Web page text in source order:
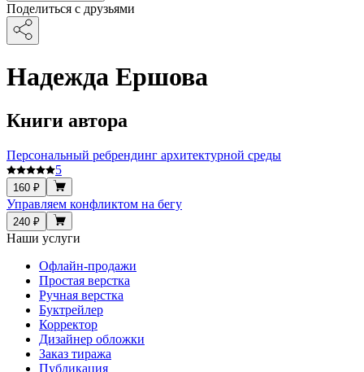
Поделиться с друзьями
Надежда Ершова
Книги автора
Персональный ребрендинг архитектурной среды
5
160 ₽
Управляем конфликтом на бегу
240 ₽
Наши услуги
Офлайн-продажи
Простая верстка
Ручная верстка
Буктрейлер
Корректор
Дизайнер обложки
Заказ тиража
Публикация